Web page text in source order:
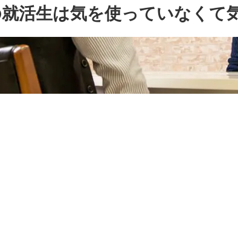
活生は気を使っていなくて